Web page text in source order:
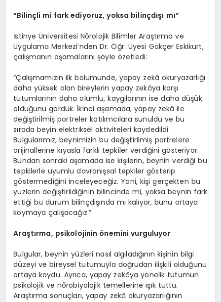
“Bilinçli mi fark ediyoruz, yoksa bilinçdışı mı”
İstinye Üniversitesi Nörolojik Bilimler Araştırma ve
Uygulama Merkezi’nden Dr. Öğr. Üyesi Gökçer Eskikurt,
çalışmanın aşamalarını şöyle özetledi:
“Çalışmamızın ilk bölümünde, yapay zekâ okuryazarlığı
daha yüksek olan bireylerin yapay zekâya karşı
tutumlarının daha olumlu, kaygılarının ise daha düşük
olduğunu gördük. İkinci aşamada, yapay zekâ ile
değiştirilmiş portreler katılımcılara sunuldu ve bu
sırada beyin elektriksel aktiviteleri kaydedildi.
Bulgularımız, beynimizin bu değiştirilmiş portrelere
orijinallerine kıyasla farklı tepkiler verdiğini gösteriyor.
Bundan sonraki aşamada ise kişilerin, beynin verdiği bu
tepkilerle uyumlu davranışsal tepkiler gösterip
göstermediğini inceleyeceğiz. Yani, kişi gerçekten bu
yüzlerin değiştirildiğinin bilincinde mi, yoksa beynin fark
ettiği bu durum bilinçdışında mı kalıyor, bunu ortaya
koymaya çalışacağız.”
Araştırma, psikolojinin önemini vurguluyor
Bulgular, beynin yüzleri nasıl algıladığının kişinin bilgi
düzeyi ve bireysel tutumuyla doğrudan ilişkili olduğunu
ortaya koydu. Ayrıca, yapay zekâya yönelik tutumun
psikolojik ve nörobiyolojik temellerine ışık tuttu.
Araştırma sonuçları, yapay zekâ okuryazarlığının